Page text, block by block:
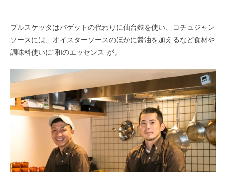
ブルスケッタはバゲットの代わりに仙台麩を使い、コチュジャン
ソースには、オイスターソースのほかに醤油を加えるなど食材や
調味料使いに“和のエッセンス”が。